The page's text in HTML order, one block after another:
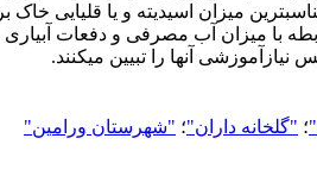
میزان اسیدیته و یا
؛ "گلخانه داران"؛ "شهرستان ورامین"